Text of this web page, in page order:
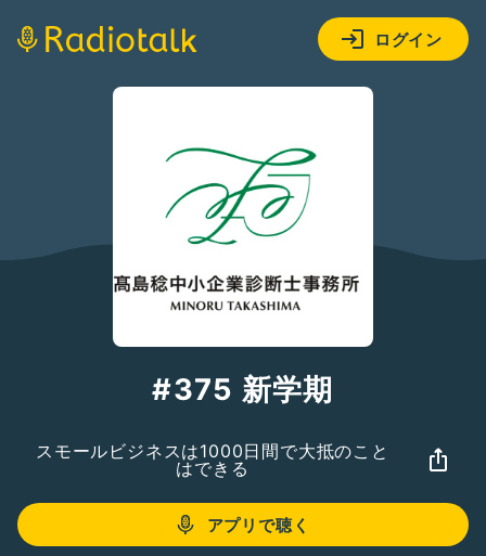
ログイン
#375 新学期
スモールビジネスは1000日間で大抵のこと
はできる
アプリで聴く